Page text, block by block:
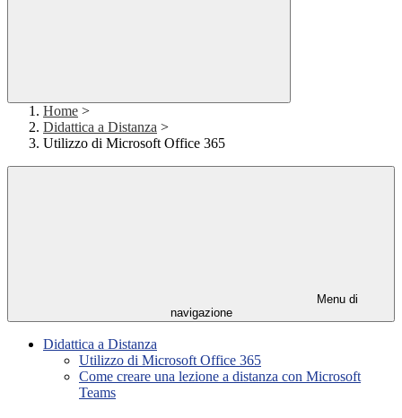
Home >
Didattica a Distanza >
Utilizzo di Microsoft Office 365
Menu di
navigazione
Didattica a Distanza
Utilizzo di Microsoft Office 365
Come creare una lezione a distanza con Microsoft
Teams